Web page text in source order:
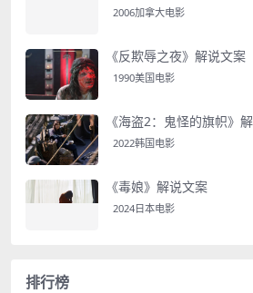
2006加拿大电影
《反欺辱之夜》解说文案
1990美国电影
《海盗2：鬼怪的旗帜》
2022韩国电影
《毒娘》解说文案
2024日本电影
排行榜